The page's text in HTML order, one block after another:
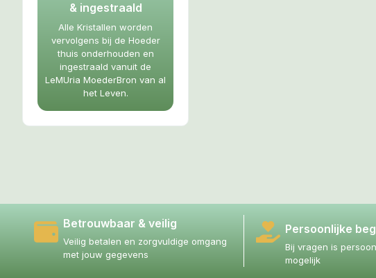
& ingestraald
Alle Kristallen worden
vervolgens bij de Hoeder
thuis onderhouden en
ingestraald vanuit de
LeMUria MoederBron van al
het Leven.
Betrouwbaar & veilig
Veilig betalen en zorgvuldige omgang
met jouw gegevens
Persoonlijke
Bij vragen is
mogelijk